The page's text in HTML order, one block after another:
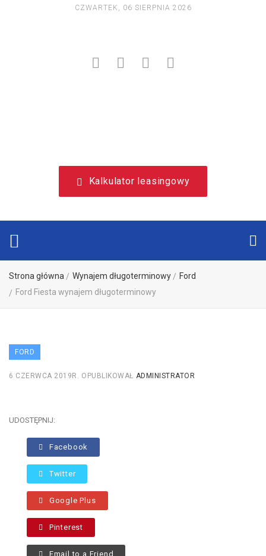
CZWARTEK, 06 SIERPNIA 2026
Kalkulator leasingowy
Strona główna Wynajem długoterminowy
Ford
Ford Fiesta wynajem długoterminowy
FORD
6 CZERWCA 2019R. OPUBLIKOWAŁ ADMINISTRATOR
UDOSTĘPNIJ:
Facebook
Twitter
Google Plus
Pinterest
Email to a Friend